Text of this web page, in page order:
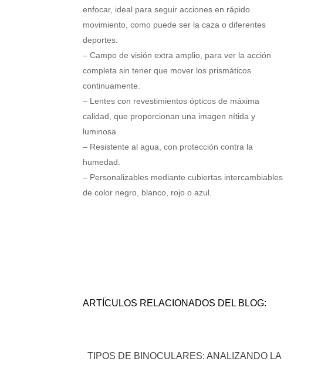
enfocar, ideal para seguir acciones en rápido
movimiento, como puede ser la caza o diferentes
deportes.
– Campo de visión extra amplio, para ver la acción
completa sin tener que mover los prismáticos
continuamente.
– Lentes con revestimientos ópticos de máxima
calidad, que proporcionan una imagen nítida y
luminosa.
– Resistente al agua, con protección contra la
humedad.
– Personalizables mediante cubiertas intercambiables
de color negro, blanco, rojo o azul.
ARTÍCULOS RELACIONADOS DEL BLOG:
TIPOS DE BINOCULARES: ANALIZANDO LA